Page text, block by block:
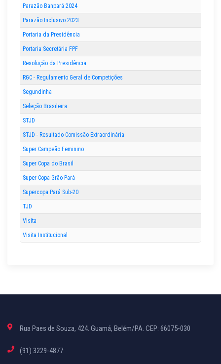
Parazão Banpará 2024
Parazão Inclusivo 2023
Portaria da Presidência
Portaria Secretária FPF
Resolução da Presidência
RGC - Regulamento Geral de Competições
Segundinha
Seleção Brasileira
STJD
STJD - Resultado Comissão Extraordinária
Super Campeão Feminino
Super Copa do Brasil
Super Copa Grão Pará
Supercopa Pará Sub-20
TJD
Visita
Visita Institucional
Rua Paes de Souza, 424. Guamá, Belém/PA. CEP: 66075-030
(91) 3229-4877